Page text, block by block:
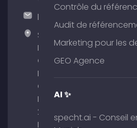
hallo@timospecht.de
Specht
Marketing
GmbH –
Palais am
Obelisk
Briennerstr.
29 80333
Munich
Contrôle du
Audit de
Marketing pour les
GEO Agence
AI ✨
specht.ai - Conseil